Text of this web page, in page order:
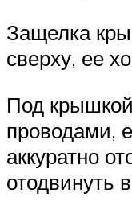
Защелка
сверху, ее
Под
проводами,
аккуратно
отодвинуть